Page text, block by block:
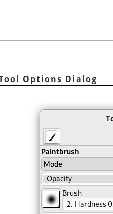
Options Dialog